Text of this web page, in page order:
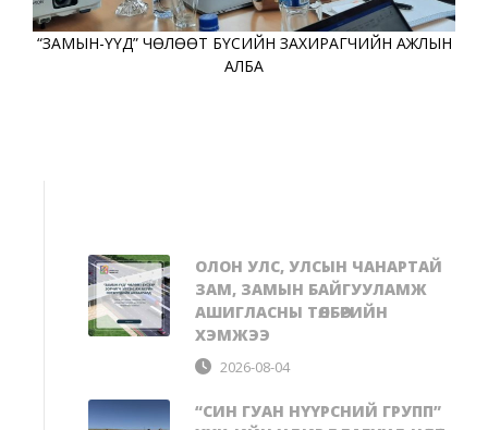
“ЗАМЫН-ҮҮД” ЧӨЛӨӨТ БҮСИЙН ЗАХИРАГЧИЙН АЖЛЫН
АЛБА
ОЛОН УЛС, УЛСЫН ЧАНАРТАЙ
ЗАМ, ЗАМЫН БАЙГУУЛАМЖ
АШИГЛАСНЫ ТӨЛБӨРИЙН
ХЭМЖЭЭ
2026-08-04
“СИН ГУАН НҮҮРСНИЙ ГРУПП”